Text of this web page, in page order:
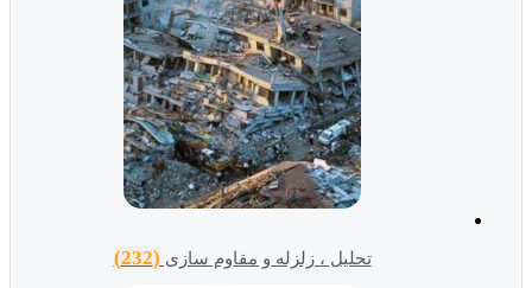
تحلیل ، زلزله و مقاوم سازی (232)